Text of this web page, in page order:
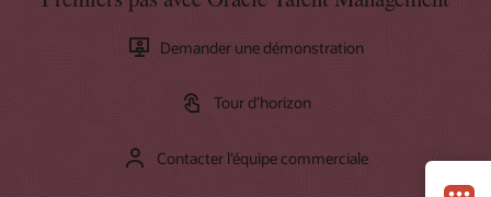
Ressources supplémentaires
Services de migration vers le cloud
Demander une démonstration
Tour d’horizon
Contacter l’équipe commerciale